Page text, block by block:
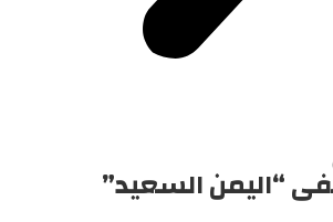
“اليمن السعيد”